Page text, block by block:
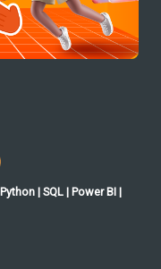
Python | SQL | Power BI |